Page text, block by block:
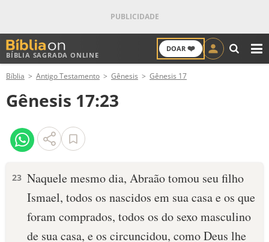
BÍBLIA SAGRADA ONLINE
DOAR ❤️
ANTIGO TESTAMENTO
NOVO TESTAMENTO
VERSÍCULOS
PALAVRA DO DIA
SALMO DO DIA
Bíblia Antigo Testamento Gênesis Gênesis 17
Gênesis 17:23
23 Naquele mesmo dia, Abraão tomou seu filho
Ismael, todos os nascidos em sua casa e os que
foram comprados, todos os do sexo mascu­lino
de sua casa, e os circunci­dou, como Deus lhe